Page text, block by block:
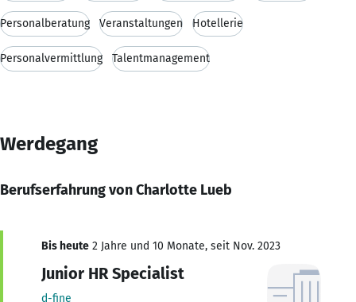
Personalberatung Veranstaltungen Hotellerie
Personalvermittlung Talentmanagement
Werdegang
Berufserfahrung von Charlotte Lueb
Bis heute 2 Jahre und 10 Monate, seit Nov. 2023
Junior HR Specialist
d-fine